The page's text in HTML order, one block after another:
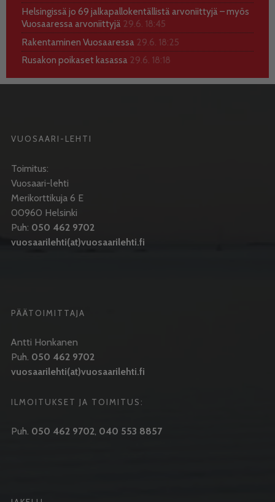
Helsingissä jo 69 jalkapallokentällistä arvoniittyjä – myös
Vuosaaressa arvoniittyjä 29.6. 18:45
Rakentaminen Vuosaaressa 29.6. 18:25
Rusakon poikaset kasassa 29.6. 18:18
VUOSAARI-LEHTI
Toimitus:
Vuosaari-lehti
Merikorttikuja 6 E
00960 Helsinki
Puh: 050 462 9702
vuosaarilehti(at)vuosaarilehti.fi
PÄÄTOIMITTAJA
Antti Honkanen
Puh. 050 462 9702
vuosaarilehti(at)vuosaarilehti.fi
ILMOITUKSET JA TOIMITUS:
Puh. 050 462 9702, 040 553 8857